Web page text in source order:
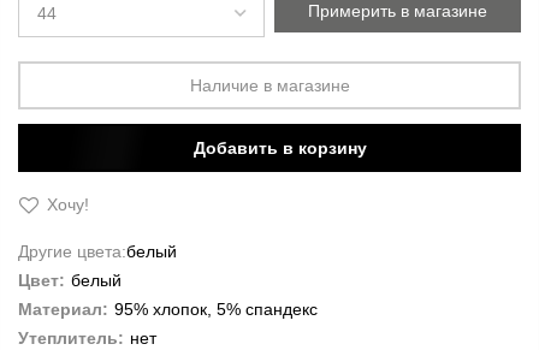
Примерить в магазине
Наличие в магазине
Добавить в корзину
Хочу!
Другие цвета:белый
Цвет: белый
Материал: 95% хлопок, 5% спандекс
Утеплитель: нет